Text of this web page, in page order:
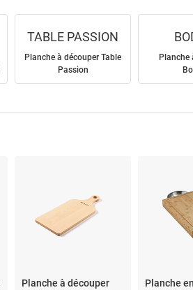
TABLE PASSION
Planche à découper Table
Passion
Planche
Planche à découper
Planche